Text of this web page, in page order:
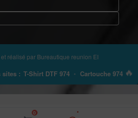
réalisé par Bureautique reunion EI
sites : T-Shirt DTF 974 • Cartouche 974 🔥
0